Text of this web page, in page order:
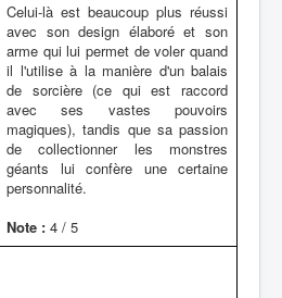
Celui-là est beaucoup plus réussi
avec son design élaboré et son
arme qui lui permet de voler quand
il l'utilise à la manière d'un balais
de sorcière (ce qui est raccord
avec ses vastes pouvoirs
magiques), tandis que sa passion
de collectionner les monstres
géants lui confère une certaine
personnalité.
Note : 4 / 5